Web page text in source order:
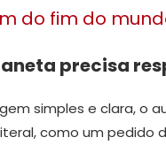
do fim do
precisa
simples e clara, o
como um pedido